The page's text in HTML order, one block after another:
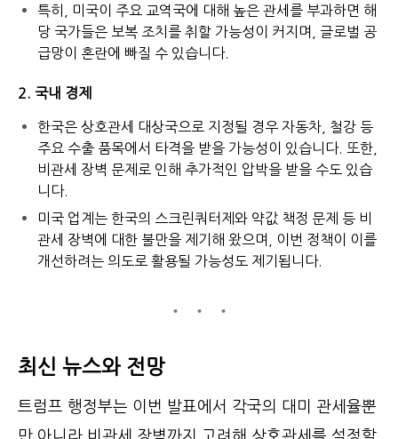
특히, 미국이 주요 교역국에 대해 높은 관세를 부과하면 해
당 국가들은 보복 조치를 취할 가능성이 커지며, 글로벌 공
급망이 혼란에 빠질 수 있습니다.
2. 국내 경제
한국은 상호관세 대상국으로 지정될 경우 자동차, 철강 등
주요 수출 품목에서 타격을 받을 가능성이 있습니다. 또한,
비관세 장벽 문제로 인해 추가적인 압박을 받을 수도 있습
니다.
미국 업계는 한국의 스크린쿼터제와 약값 책정 문제 등 비
관세 장벽에 대한 불만을 제기해 왔으며, 이번 정책이 이를
개선하려는 의도로 활용될 가능성도 제기됩니다.
최신 뉴스와 전망
트럼프 행정부는 이번 발표에서 각국의 대미 관세율뿐